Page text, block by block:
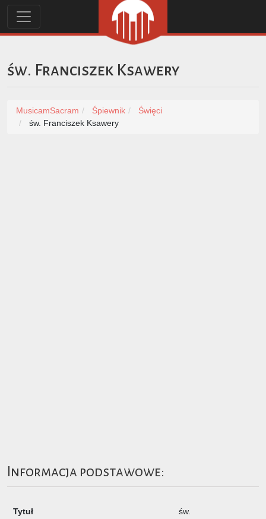
św. Franciszek Ksawery
MusicamSacram Śpiewnik
Święci
św. Franciszek Ksawery
Informacja podstawowe:
Tytuł św.